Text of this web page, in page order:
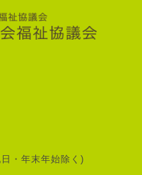
・年末年始除く)